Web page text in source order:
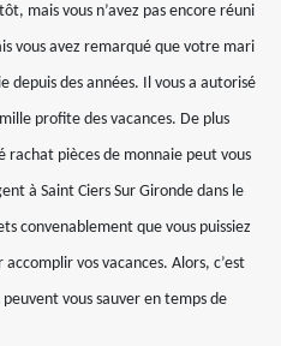
mais vous n’avez pas encore réuni
vous avez remarqué que votre mari
depuis des années. Il vous a autorisé
profite des vacances. De plus
pièces de monnaie peut vous
à Saint Ciers Sur Gironde dans le
convenablement que vous puissiez
vos vacances. Alors, c’est
vous sauver en temps de